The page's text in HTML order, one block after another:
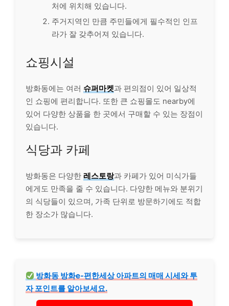
처에 위치해 있습니다.
주거지역인 만큼 주민들에게 필수적인 인프
라가 잘 갖추어져 있습니다.
쇼핑시설
방화동에는 여러 슈퍼마켓과 편의점이 있어 일상적
인 쇼핑에 편리합니다. 또한 큰 쇼핑몰도 nearby에
있어 다양한 상품을 한 곳에서 구매할 수 있는 장점이
있습니다.
식당과 카페
방화동은 다양한 레스토랑과 카페가 있어 미식가들
에게도 만족을 줄 수 있습니다. 다양한 메뉴와 분위기
의 식당들이 있으며, 가족 단위로 방문하기에도 적합
한 장소가 많습니다.
방화동 방화e-편한세상 아파트의 매매 시세와 투
자 포인트를 알아보세요.